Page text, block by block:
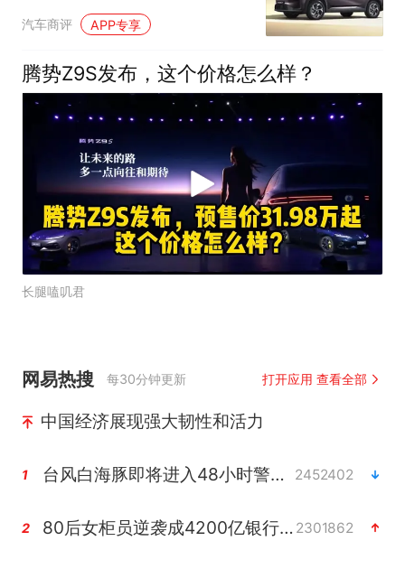
汽车商评 APP专享
腾势Z9S发布，这个价格怎么样？
长腿嗑叽君
网易热搜 每30分钟更新 打开应用 查看全部
中国经济展现强大韧性和活力
1 台风白海豚即将进入48小时警戒线 2452402
2 80后女柜员逆袭成4200亿银行副行长 2301862